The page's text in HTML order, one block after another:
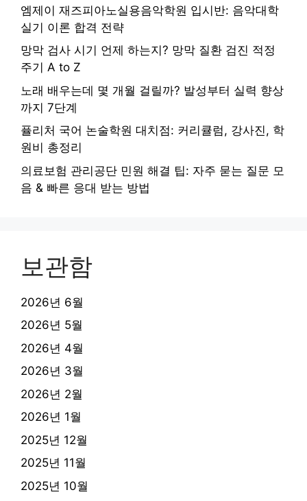
엠제이 재즈피아노실용음악학원 입시반: 음악대학
실기 이론 합격 전략
망막 검사 시기 언제 하는지? 망막 질환 검진 적정
주기 A to Z
노래 배우는데 몇 개월 걸릴까? 발성부터 실력 향상
까지 7단계
퓰리처 국어 논술학원 대치점: 커리큘럼, 강사진, 학
원비 총정리
의료보험 관리공단 민원 해결 팁: 자주 묻는 질문 모
음 & 빠른 응대 받는 방법
보관함
2026년 6월
2026년 5월
2026년 4월
2026년 3월
2026년 2월
2026년 1월
2025년 12월
2025년 11월
2025년 10월